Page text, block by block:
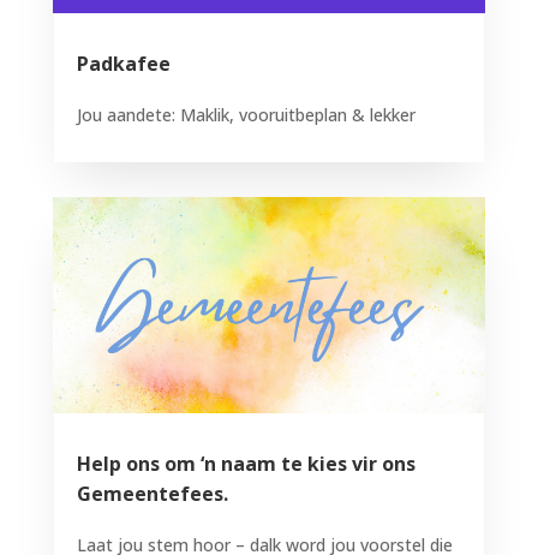
Padkafee
Jou aandete: Maklik, vooruitbeplan & lekker
Help ons om ‘n naam te kies vir ons
Gemeentefees.
Laat jou stem hoor – dalk word jou voorstel die